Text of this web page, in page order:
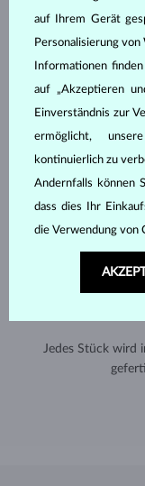
Jedes Stück wird
auf Ihrem Gerät
Personalisierung
Informationen
auf „Akzeptieren
Einverständnis zur
ermöglicht,
kontinuierlich zu
Andernfalls können
dass dies Ihr
die Verwendung von